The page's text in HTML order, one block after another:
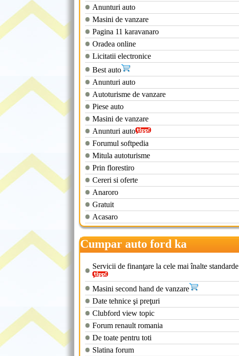
Anunturi auto
Masini de vanzare
Pagina 11 karavanaro
Oradea online
Licitatii electronice
Best auto
Anunturi auto
Autoturisme de vanzare
Piese auto
Masini de vanzare
Anunturi auto
Forumul softpedia
Mitula autoturisme
Prin florestiro
Cereri si oferte
Anaroro
Gratuit
Acasaro
Cumpar auto ford ka
Servicii de finanţare la cele mai înalte standarde
Masini second hand de vanzare
Date tehnice şi preţuri
Clubford view topic
Forum renault romania
De toate pentru toti
Slatina forum